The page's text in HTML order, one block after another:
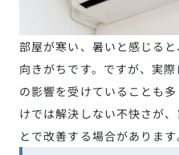
部屋が寒い、暑いと感じる
向きがちです。ですが、実
の影響を受けていることも
けでは解決しない不快さが
とで改善する場合があります